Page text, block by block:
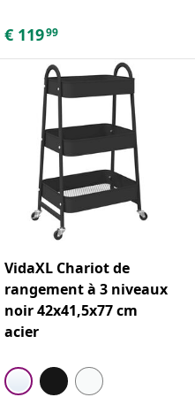
€ 11999
VidaXL Chariot de
rangement à 3 niveaux
noir 42x41,5x77 cm
acier